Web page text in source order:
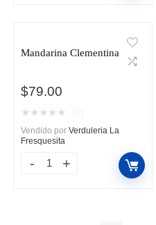
Kg
Mandarina Clementina
$79.00
★ ★ ★ ★ ★
Vendido por Verduleria La
Fresquesita
Mandarina